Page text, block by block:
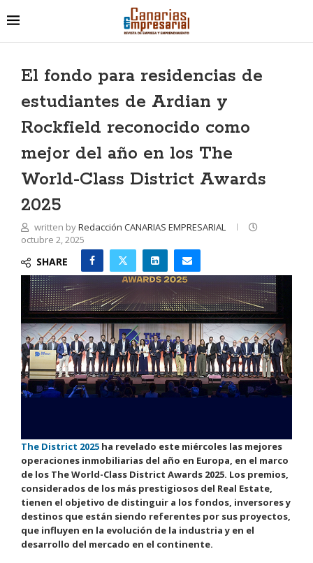
El fondo para residencias de
estudiantes de Ardian y
Rockfield reconocido como
mejor del año en los The
World-Class District Awards
2025
written byRedacción CANARIAS EMPRESARIAL
octubre 2, 2025
SHARE
The District 2025 ha revelado este miércoles las mejores
operaciones inmobiliarias del año en Europa, en el marco
de los The World-Class District Awards 2025. Los premios,
considerados de los más prestigiosos del Real Estate,
tienen el objetivo de distinguir a los fondos, inversores y
destinos que están siendo referentes por sus proyectos,
que influyen en la evolución de la industria y en el
desarrollo del mercado en el continente.